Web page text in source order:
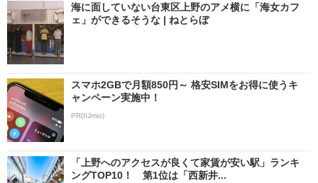
海に面していない台東区上野のアメ横に「海女カフ
ェ」ができるそうな | ねとらぼ
スマホ2GBで月額850円～ 格安SIMをお得に使うキ
ャンペーン実施中！
PR(IIJmio)
「上野へのアクセスが良くて家賃が安い駅」ランキ
ングTOP10！ 第1位は「西新井...